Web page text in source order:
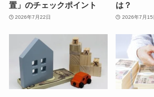
置」のチェックポイント
2026年7月22日
は？
2026年7月15